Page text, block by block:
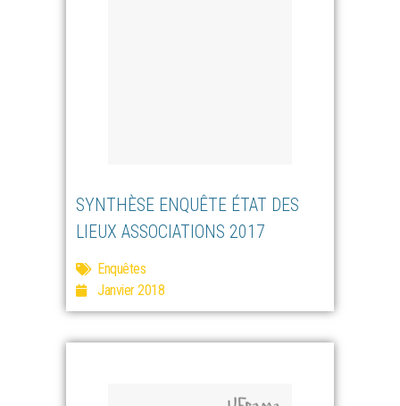
SYNTHÈSE ENQUÊTE ÉTAT DES
LIEUX ASSOCIATIONS 2017
Enquêtes
Janvier 2018